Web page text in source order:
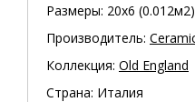
Размеры: 20х6 (0.012м2)
Производитель:
Коллекция: Old England
Страна: Италия